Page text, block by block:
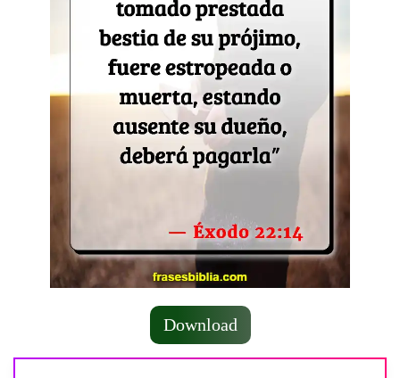
Download